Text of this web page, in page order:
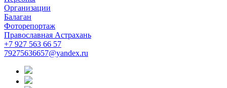
Организации
Балаган
Фоторепортаж
Православная Астрахань
+7 927 563 66 57
79275636657@yandex.ru